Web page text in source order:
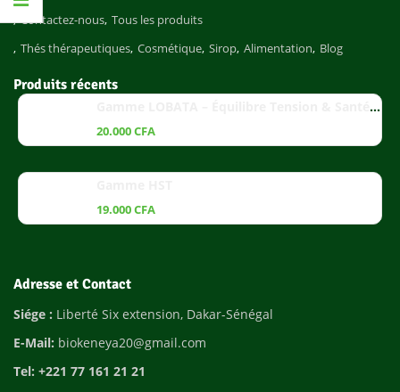
Contactez-nous Tous les produits
Thés thérapeutiques Cosmétique Sirop Alimentation Blog
Produits récents
Gamme LOBATA – Équilibre Tension & Santé Cardiaque
20.000CFA
19.000CFA
Adresse et Contact
Siége : Liberté Six extension, Dakar-Sénégal
E-Mail: biokeneya20@gmail.com
Tel: +221 77 161 21 21